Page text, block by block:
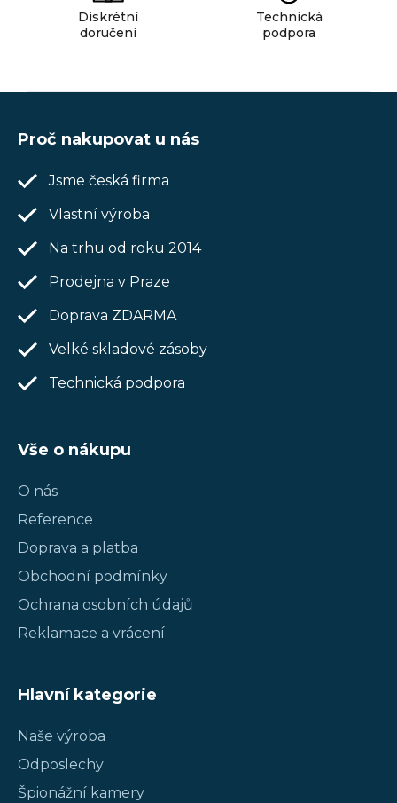
Diskrétní
doručení
Technická
podpora
Proč nakupovat u nás
Jsme česká firma
Vlastní výroba
Na trhu od roku 2014
Prodejna v Praze
Doprava ZDARMA
Velké skladové zásoby
Technická podpora
Vše o nákupu
O nás
Reference
Doprava a platba
Obchodní podmínky
Ochrana osobních údajů
Reklamace a vrácení
Hlavní kategorie
Naše výroba
Odposlechy
Špionážní kamery